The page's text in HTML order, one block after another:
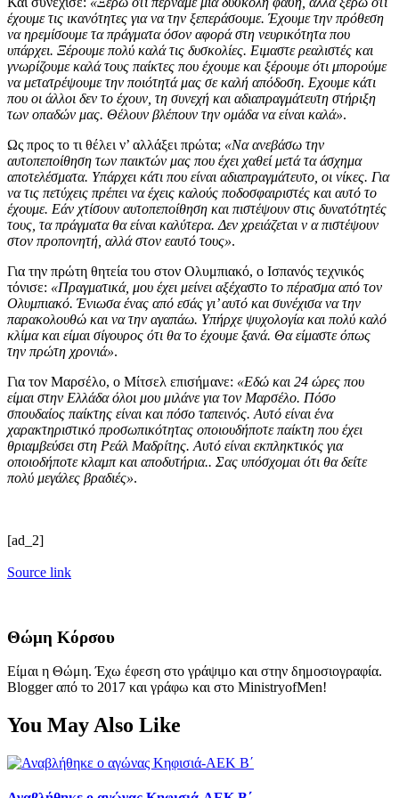
έχουμε τις ικανότητες για να την ξεπεράσουμε. Έχουμε την πρόθεση
να ηρεμίσουμε τα πράγματα όσον αφορά στη νευρικότητα που
υπάρχει. Ξέρουμε πολύ καλά τις δυσκολίες. Ειμαστε ρεαλιστές και
γνωρίζουμε καλά τους παίκτες που έχουμε και ξέρουμε ότι μπορούμε
να μετατρέψουμε την ποιότητά μας σε καλή απόδοση. Εχουμε κάτι
που οι άλλοι δεν το έχουν, τη συνεχή και αδιαπραγμάτευτη στήριξη
των οπαδών μας. Θέλουν βλέπουν την ομάδα να είναι καλά».
Ως προς το τι θέλει ν’ αλλάξει πρώτα; «Να ανεβάσω την
αυτοπεποίθηση των παικτών μας που έχει χαθεί μετά τα άσχημα
αποτελέσματα. Υπάρχει κάτι που είναι αδιαπραγμάτευτο, οι νίκες. Για
να τις πετύχεις πρέπει να έχεις καλούς ποδοσφαιριστές και αυτό το
έχουμε. Εάν χτίσουν αυτοπεποίθηση και πιστέψουν στις δυνατότητές
τους, τα πράγματα θα είναι καλύτερα. Δεν χρειάζεται ν α πιστέψουν
στον προπονητή, αλλά στον εαυτό τους».
Για την πρώτη θητεία του στον Ολυμπιακό, ο Ισπανός τεχνικός
τόνισε: «Πραγματικά, μου έχει μείνει αξέχαστο το πέρασμα από τον
Ολυμπιακό. Ένιωσα ένας από εσάς γι’ αυτό και συνέχισα να την
παρακολουθώ και να την αγαπάω. Υπήρχε ψυχολογία και πολύ καλό
κλίμα και είμαι σίγουρος ότι θα το έχουμε ξανά. Θα είμαστε όπως
την πρώτη χρονιά».
Για τον Μαρσέλο, ο Μίτσελ επισήμανε: «Εδώ και 24 ώρες που
είμαι στην Ελλάδα όλοι μου μιλάνε για τον Μαρσέλο. Πόσο
σπουδαίος παίκτης είναι και πόσο ταπεινός. Αυτό είναι ένα
χαρακτηριστικό προσωπικότητας οποιουδήποτε παίκτη που έχει
θριαμβεύσει στη Ρεάλ Μαδρίτης. Αυτό είναι εκπληκτικός για
οποιοδήποτε κλαμπ και αποδυτήρια.. Σας υπόσχομαι ότι θα δείτε
πολύ μεγάλες βραδιές».
[ad_2]
Source link
Θώμη Κόρσου
Είμαι η Θώμη. Έχω έφεση στο γράψιμο και στην δημοσιογραφία.
Blogger από το 2017 και γράφω και στο MinistryofMen!
You May Also Like